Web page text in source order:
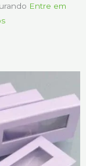
Entre em